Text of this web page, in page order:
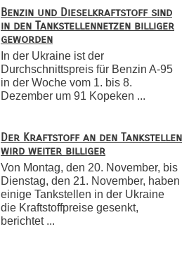
Benzin und Dieselkraftstoff sind
in den Tankstellennetzen billiger
geworden
In der Ukraine ist der
Durchschnittspreis für Benzin A-95
in der Woche vom 1. bis 8.
Dezember um 91 Kopeken ...
Der Kraftstoff an den Tankstellen
wird weiter billiger
Von Montag, den 20. November, bis
Dienstag, den 21. November, haben
einige Tankstellen in der Ukraine
die Kraftstoffpreise gesenkt,
berichtet ...